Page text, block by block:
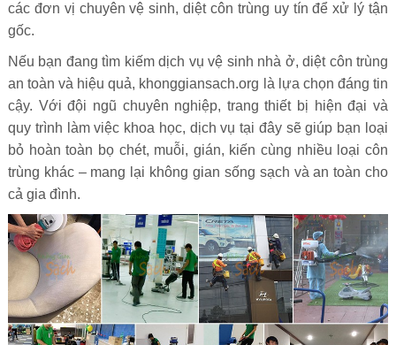
các đơn vị chuyên vệ sinh, diệt côn trùng uy tín để xử lý tận
gốc.
Nếu bạn đang tìm kiếm dịch vụ vệ sinh nhà ở, diệt côn trùng
an toàn và hiệu quả, khonggiansach.org là lựa chọn đáng tin
cậy. Với đội ngũ chuyên nghiệp, trang thiết bị hiện đại và
quy trình làm việc khoa học, dịch vụ tại đây sẽ giúp bạn loại
bỏ hoàn toàn bọ chét, muỗi, gián, kiến cùng nhiều loại côn
trùng khác – mang lại không gian sống sạch và an toàn cho
cả gia đình.